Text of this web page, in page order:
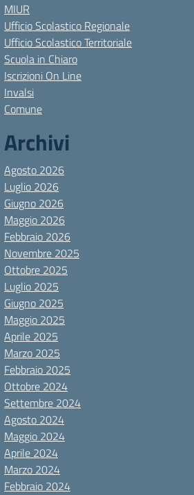
MIUR
Ufficio Scolastico Regionale
Ufficio Scolastico Territoriale
Scuola in Chiaro
Iscrizioni On Line
Invalsi
Comune
Archivi
Agosto 2026
Luglio 2026
Giugno 2026
Maggio 2026
Febbraio 2026
Novembre 2025
Ottobre 2025
Luglio 2025
Giugno 2025
Maggio 2025
Aprile 2025
Marzo 2025
Febbraio 2025
Ottobre 2024
Settembre 2024
Agosto 2024
Maggio 2024
Aprile 2024
Marzo 2024
Febbraio 2024